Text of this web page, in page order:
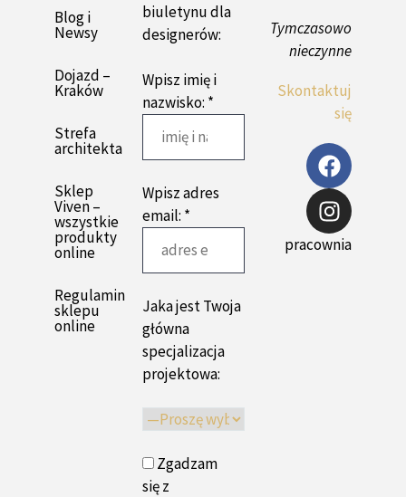
Blog i
Newsy
Dojazd –
Kraków
Strefa
architekta
Sklep
Viven –
wszystkie
produkty
online
Regulamin
sklepu
online
biuletynu dla
designerów:
Wpisz imię i
nazwisko: *
Wpisz adres
email: *
Jaka jest Twoja
główna
specjalizacja
projektowa:
Zgadzam
się z
Tymczasowo
nieczynne
Skontaktuj
się
pracownia